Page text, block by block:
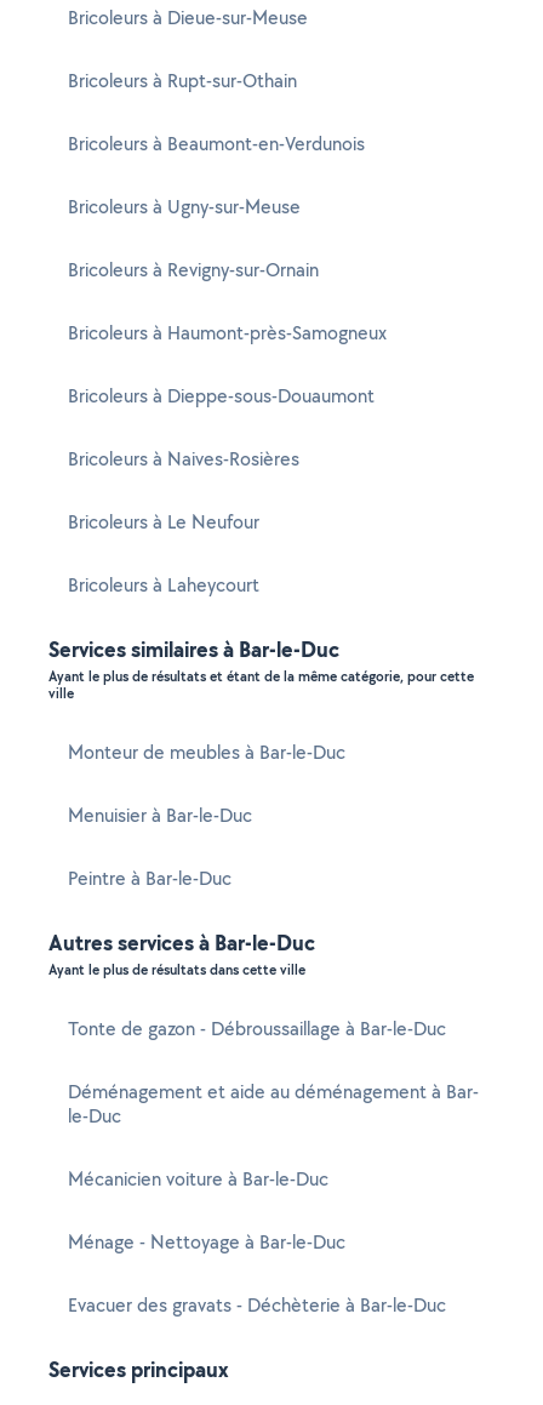
Bricoleurs à Dieue-sur-Meuse
Bricoleurs à Rupt-sur-Othain
Bricoleurs à Beaumont-en-Verdunois
Bricoleurs à Ugny-sur-Meuse
Bricoleurs à Revigny-sur-Ornain
Bricoleurs à Haumont-près-Samogneux
Bricoleurs à Dieppe-sous-Douaumont
Bricoleurs à Naives-Rosières
Bricoleurs à Le Neufour
Bricoleurs à Laheycourt
Services similaires à Bar-le-Duc
Ayant le plus de résultats et étant de la même catégorie, pour cette
ville
Monteur de meubles à Bar-le-Duc
Menuisier à Bar-le-Duc
Peintre à Bar-le-Duc
Autres services à Bar-le-Duc
Ayant le plus de résultats dans cette ville
Tonte de gazon - Débroussaillage à Bar-le-Duc
Déménagement et aide au déménagement à Bar-
le-Duc
Mécanicien voiture à Bar-le-Duc
Ménage - Nettoyage à Bar-le-Duc
Evacuer des gravats - Déchèterie à Bar-le-Duc
Services principaux